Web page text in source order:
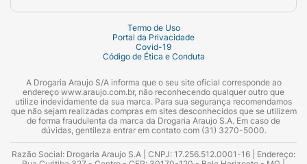
Termo de Uso
Portal da Privacidade
Covid-19
Código de Ética e Conduta
A Drogaria Araujo S/A informa que o seu site oficial corresponde ao
endereço www.araujo.com.br, não reconhecendo qualquer outro que
utilize indevidamente da sua marca. Para sua segurança recomendamos
que não sejam realizadas compras em sites desconhecidos que se utilizem
de forma fraudulenta da marca da Drogaria Araujo S.A. Em caso de
dúvidas, gentileza entrar em contato com (31) 3270-5000.
Razão Social: Drogaria Araujo S.A | CNPJ: 17.256.512.0001-16 | Endereço: